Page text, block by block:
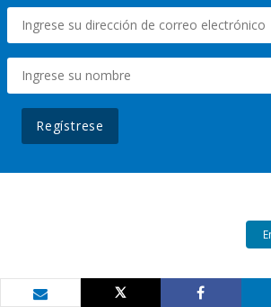
Regístrese